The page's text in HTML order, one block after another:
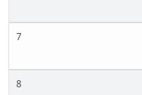
7
8